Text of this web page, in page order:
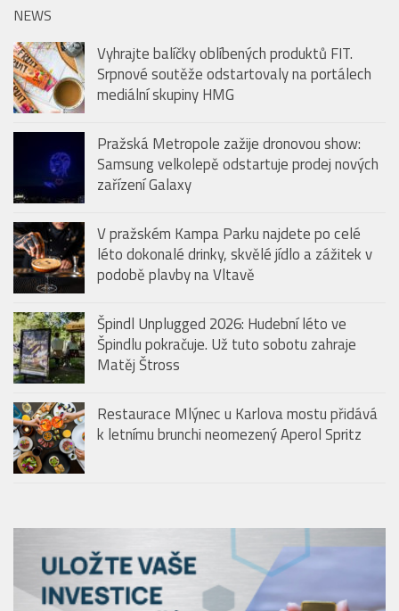
NEWS
Vyhrajte balíčky oblíbených produktů FIT.
Srpnové soutěže odstartovaly na portálech
mediální skupiny HMG
Pražská Metropole zažije dronovou show:
Samsung velkolepě odstartuje prodej nových
zařízení Galaxy
V pražském Kampa Parku najdete po celé
léto dokonalé drinky, skvělé jídlo a zážitek v
podobě plavby na Vltavě
Špindl Unplugged 2026: Hudební léto ve
Špindlu pokračuje. Už tuto sobotu zahraje
Matěj Štross
Restaurace Mlýnec u Karlova mostu přidává
k letnímu brunchi neomezený Aperol Spritz